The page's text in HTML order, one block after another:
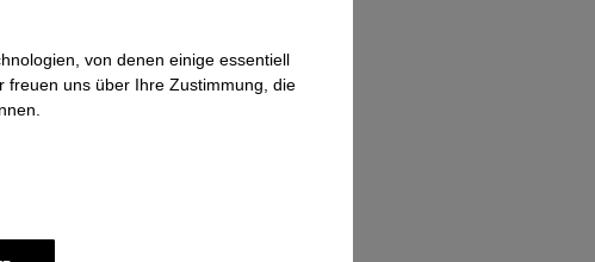
von denen einige essentiell
freuen uns über Ihre Zustimmung, die